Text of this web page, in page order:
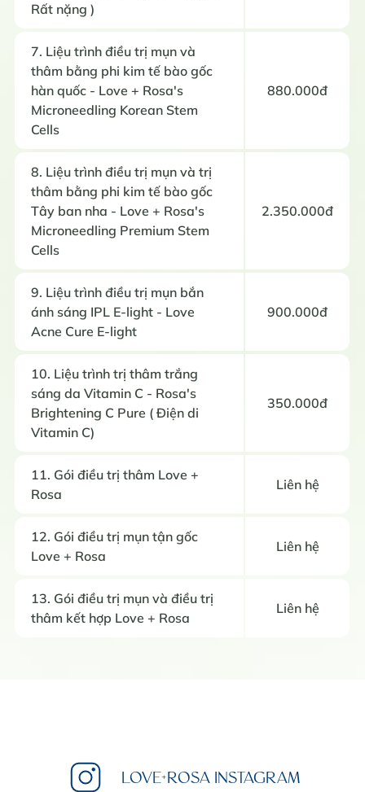
Rất nặng )
7. Liệu trình điều trị mụn và
thâm bằng phi kim tế bào gốc
hàn quốc - Love + Rosa's
Microneedling Korean Stem
Cells
880.000đ
8. Liệu trình điều trị mụn và trị
thâm bằng phi kim tế bào gốc
Tây ban nha - Love + Rosa's
Microneedling Premium Stem
Cells
2.350.000đ
9. Liệu trình điều trị mụn bắn
ánh sáng IPL E-light - Love
Acne Cure E-light
900.000đ
10. Liệu trình trị thâm trắng
sáng da Vitamin C - Rosa's
Brightening C Pure ( Điện di
Vitamin C)
350.000đ
11. Gói điều trị thâm Love +
Rosa
Liên hệ
12. Gói điều trị mụn tận gốc
Love + Rosa
Liên hệ
13. Gói điều trị mụn và điều trị
thâm kết hợp Love + Rosa
Liên hệ
LOVE+ROSA INSTAGRAM